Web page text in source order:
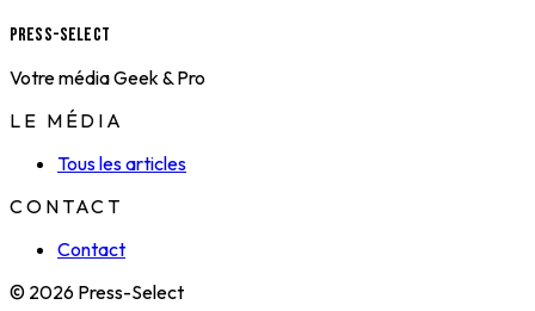
Press-Select
Votre média Geek & Pro
LE MÉDIA
Tous les articles
CONTACT
Contact
© 2026 Press-Select